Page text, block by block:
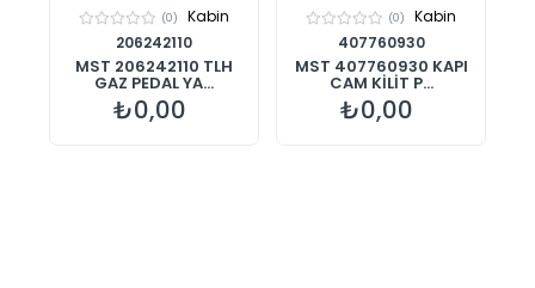
(0)
Kabin
206242110
MST 206242110 TLH
GAZ PEDAL YA...
₺0,00
(0)
Kabin
407760930
MST 407760930 KAPI
CAM KİLİT P...
₺0,00